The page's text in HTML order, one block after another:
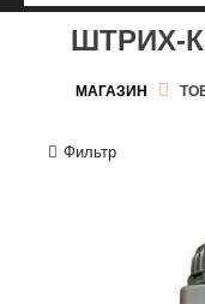
ШТРИХ-
МАГАЗИН
Фильтр